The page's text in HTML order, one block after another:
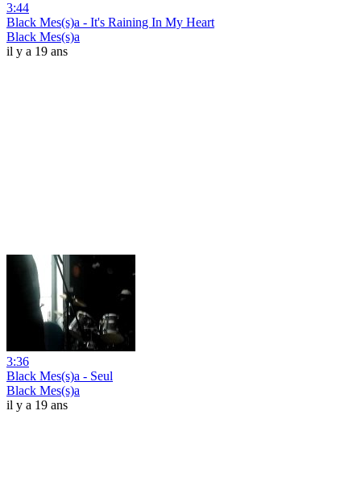
3:44
Black Mes(s)a - It's Raining In My Heart
Black Mes(s)a
il y a 19 ans
3:36
Black Mes(s)a - Seul
Black Mes(s)a
il y a 19 ans